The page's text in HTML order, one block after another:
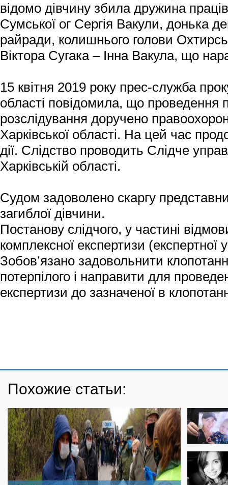
відомо дівчину збила дружина
Сумської ог Сергія Вакули, донька
райради, колишнього голови
Віктора Сугака – Інна Вакула, що
15 квітня 2019 року прес-служба
області повідомила, що проведення
розслідування доручено
Харківської області. На цей час
дії. Слідство проводить Слідче
Харківській області.
Судом задоволено скаргу
загиблої дівчини.
Постанову слідчого, у частині
комплексної експертизи (експертної
Зобов’язано задовольнити
потерпілого і направити для
експертизи до зазначеної в
Похожие статьи: